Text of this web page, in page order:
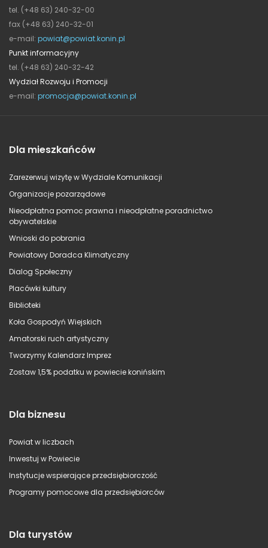
tel. (+48 63) 240-32-00
fax (+48 63) 240-32-01
e-mail: powiat@powiat.konin.pl
Punkt informacyjny
tel. (+48 63) 240-32-42
Wydział Rozwoju i Promocji
e-mail: promocja@powiat.konin.pl
Dla mieszkańców
Zarezerwuj wizytę w Wydziale Komunikacji
Organizacje pozarządowe
Nieodpłatna pomoc prawna i nieodpłatne poradnictwo
obywatelskie
Wnioski do pobrania
Powiatowy Doradca Klimatyczny
Dialog Społeczny
Placówki kultury
Biblioteki
Koła Gospodyń Wiejskich
Amatorski ruch artystyczny
Tworzymy Kalendarz Imprez
Zostaw 1,5% podatku w powiecie konińskim
Dla biznesu
Powiat w liczbach
Inwestuj w Powiecie
Instytucje wspierające przedsiębiorczość
Programy pomocowe dla przedsiębiorców
Dla turystów